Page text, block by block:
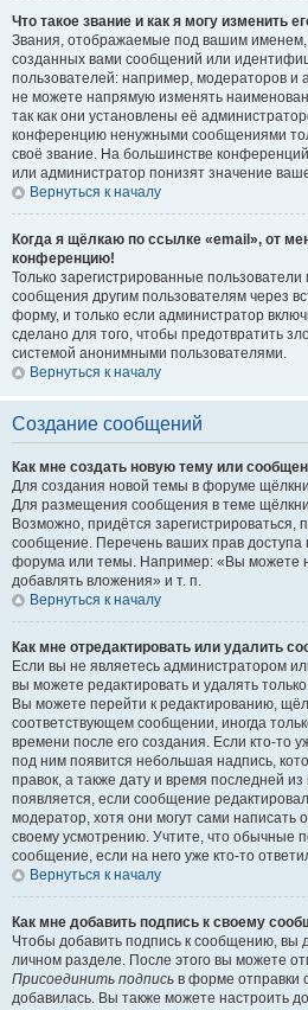
Что такое звание и как я могу изменить
Звания, отображаемые под вашим именем,
созданных вами сообщений или
пользователей: например, модераторов и
не можете напрямую изменять
так как они установлены её
конференцию ненужными сообщениями
своё звание. На большинстве
или администратор понизят значение
Вернуться к началу
Когда я щёлкаю по ссылке «email», от
конференцию!
Только зарегистрированные пользователи
сообщения другим пользователям через
форму, и только если администратор
сделано для того, чтобы предотвратить
системой анонимными пользователями.
Вернуться к началу
Создание сообщений
Как мне создать новую тему или
Для создания новой темы в форуме
Для размещения сообщения в теме
Возможно, придётся зарегистрироваться,
сообщение. Перечень ваших прав доступа
форума или темы. Например: «Вы можете
добавлять вложения» и т. п.
Вернуться к началу
Как мне отредактировать или удалить
Если вы не являетесь администратором
вы можете редактировать и удалять
Вы можете перейти к редактированию,
соответствующем сообщении, иногда
времени после его создания. Если кто-то
под ним появится небольшая надпись,
правок, а также дату и время последней
появляется, если сообщение
модератор, хотя они могут сами написать
своему усмотрению. Учтите, что обычные
сообщение, если на него уже кто-то
Вернуться к началу
Как мне добавить подпись к своему
Чтобы добавить подпись к сообщению, вы
личном разделе. После этого вы можете
Присоединить подпись в форме отправки
добавилась. Вы также можете настроить